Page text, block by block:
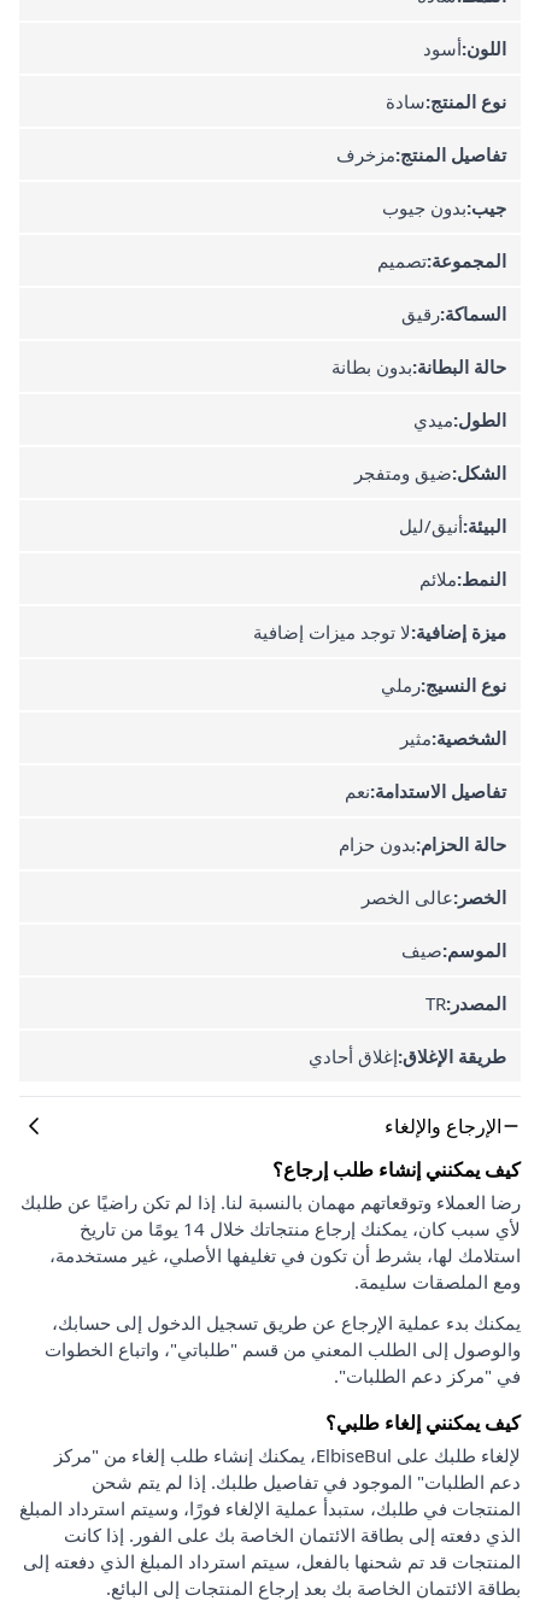
اللون:أسود
نوع المنتج:سادة
تفاصيل المنتج:مزخرف
جيب:بدون جيوب
المجموعة:تصميم
السماكة:رقيق
حالة البطانة:بدون بطانة
الطول:ميدي
الشكل:ضيق ومتفجر
البيئة:أنيق/ليل
النمط:ملائم
ميزة إضافية:لا توجد ميزات إضافية
نوع النسيج:رملي
الشخصية:مثير
تفاصيل الاستدامة:نعم
حالة الحزام:بدون حزام
الخصر:عالى الخصر
الموسم:صيف
المصدر:TR
طريقة الإغلاق:إغلاق أحادي
الإرجاع والإلغاء
كيف يمكنني إنشاء طلب إرجاع؟
رضا العملاء وتوقعاتهم مهمان بالنسبة لنا. إذا لم تكن راضيًا عن طلبك
لأي سبب كان، يمكنك إرجاع منتجاتك خلال 14 يومًا من تاريخ
استلامك لها، بشرط أن تكون في تغليفها الأصلي، غير مستخدمة،
ومع الملصقات سليمة.
يمكنك بدء عملية الإرجاع عن طريق تسجيل الدخول إلى حسابك،
والوصول إلى الطلب المعني من قسم "طلباتي"، واتباع الخطوات
في "مركز دعم الطلبات".
كيف يمكنني إلغاء طلبي؟
لإلغاء طلبك على ElbiseBul، يمكنك إنشاء طلب إلغاء من "مركز
دعم الطلبات" الموجود في تفاصيل طلبك. إذا لم يتم شحن
المنتجات في طلبك، ستبدأ عملية الإلغاء فورًا، وسيتم استرداد المبلغ
الذي دفعته إلى بطاقة الائتمان الخاصة بك على الفور. إذا كانت
المنتجات قد تم شحنها بالفعل، سيتم استرداد المبلغ الذي دفعته إلى
بطاقة الائتمان الخاصة بك بعد إرجاع المنتجات إلى البائع.